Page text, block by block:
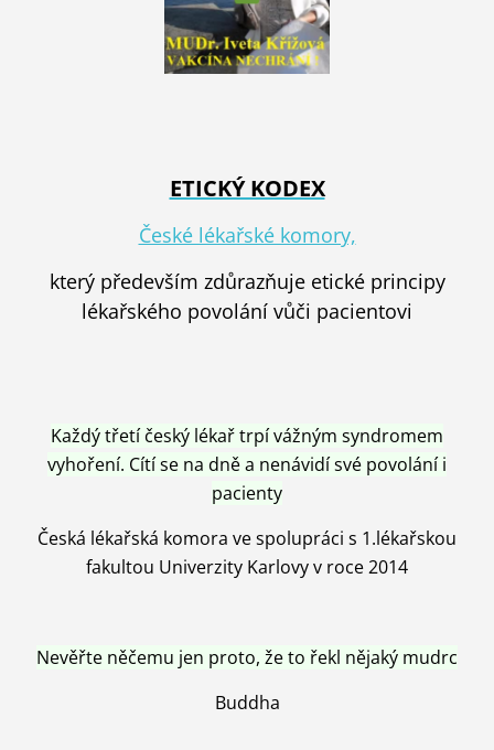
ETICKÝ KODEX
České lékařské komory,
který především zdůrazňuje etické principy
lékařského povolání vůči pacientovi
Každý třetí český lékař trpí vážným syndromem
vyhoření. Cítí se na dně a nenávidí své povolání i
pacienty
Česká lékařská komora ve spolupráci s 1.lékařskou
fakultou Univerzity Karlovy v roce 2014
Nevěřte něčemu jen proto, že to řekl nějaký mudrc
Buddha